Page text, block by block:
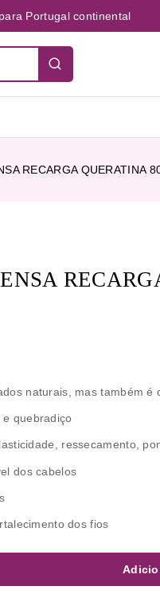
Portugal continental
RECARGA QUERATINA
naturais, mas também
quebradiço
ressecamento,
dos cabelos
dos fios